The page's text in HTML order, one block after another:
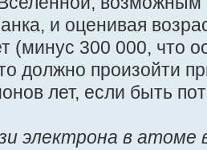
и оценивая
(минус 300 000, что
должно произойти
лет, если быть
электрона в атоме